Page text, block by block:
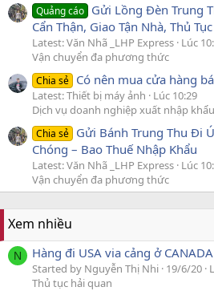
Quảng cáo Gửi Lồng Đèn Trung
Cẩn Thận, Giao Tận Nhà, Thủ
Latest: Văn Nhã _LHP Express Lúc
Vận chuyển đa phương thức
Chia sẻ Có nên mua cửa hàng
Latest: Thiết bị máy ảnh
Lúc 10:29
Dịch vụ doanh nghiệp xuất nhập
Chia sẻ Gửi Bánh Trung Thu Đi
Chóng – Bao Thuế Nhập Khẩu
Latest: Văn Nhã _LHP Express Lúc
Vận chuyển đa phương thức
Xem nhiều
N Hàng đi USA via cảng ở
Started by Nguyễn Thị Nhi 19/6/20
Thủ tục hải quan